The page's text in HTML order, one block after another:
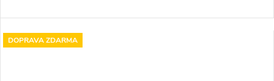
DOPRAVA ZDARMA